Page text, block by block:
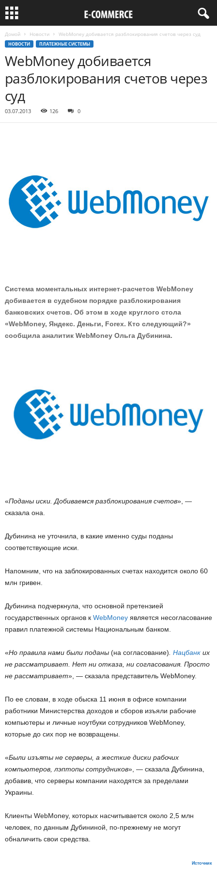
Домой Новости WebMoney добивается разблокирования счетов через суд
НОВОСТИ ПЛАТЕЖНЫЕ СИСТЕМЫ
WebMoney добивается
разблокирования счетов через
суд
03.07.2013 126 0
Система моментальных интернет-расчетов WebMoney
добивается в судебном порядке разблокирования
банковских счетов. Об этом в ходе круглого стола
«WebMoney, Яндекс. Деньги, Forex. Кто следующий?»
сообщила аналитик WebMoney Ольга Дубинина.
«Поданы иски. Добиваемся разблокирования счетов», —
сказала она.
Дубинина не уточнила, в какие именно суды поданы
соответствующие иски.
Напомним, что на заблокированных счетах находится около 60
млн гривен.
Дубинина подчеркнула, что основной претензией
государственных органов к WebMoney является несогласование
правил платежной системы Национальным банком.
«Но правила нами были поданы (на согласование). Нацбанк их
не рассматривает. Нет ни отказа, ни согласования. Просто
не рассматривает», — сказала представитель WebMoney.
По ее словам, в ходе обыска 11 июня в офисе компании
работники Министерства доходов и сборов изъяли рабочие
компьютеры и личные ноутбуки сотрудников WebMoney,
которые до сих пор не возвращены.
«Были изъяты не серверы, а жесткие диски рабочих
компьютеров, лэптопы сотрудников», — сказала Дубинина,
добавив, что серверы компании находятся за пределами
Украины.
Клиенты WebMoney, которых насчитывается около 2,5 млн
человек, по данным Дубининой, по-прежнему не могут
обналичить свои средства.
Источник